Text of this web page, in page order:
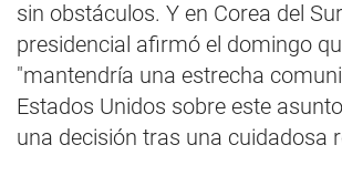
sin obstáculos. Y en Corea del
presidencial afirmó el domingo
"mantendría una estrecha
Estados Unidos sobre este
una decisión tras una cuidadosa